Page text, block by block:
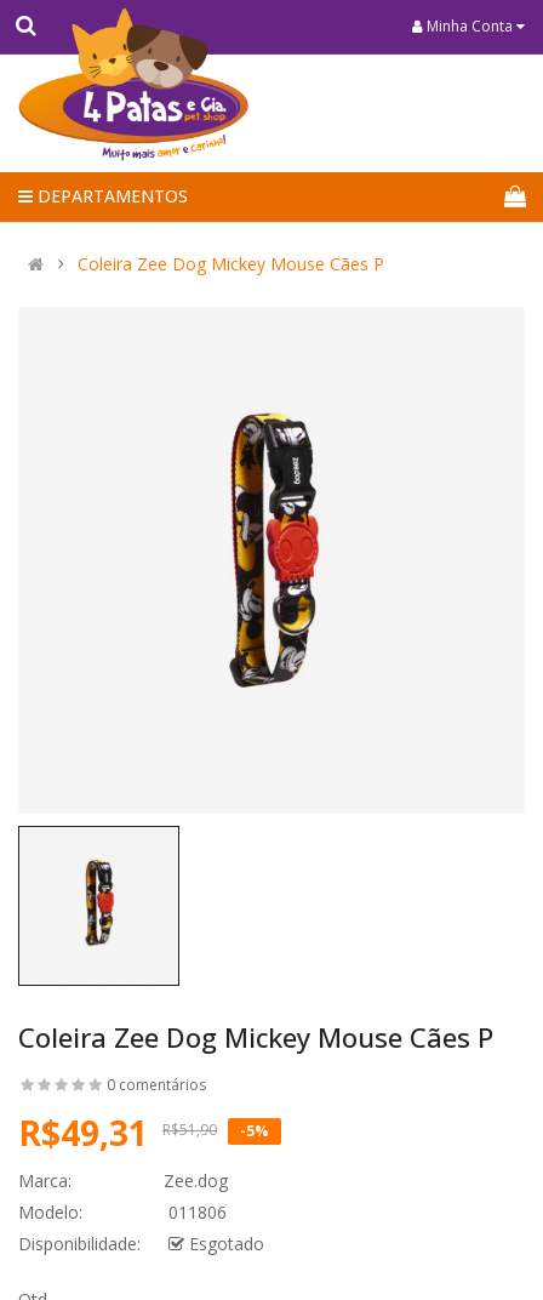
Minha Conta
DEPARTAMENTOS
Coleira Zee Dog Mickey Mouse Cães P
Coleira Zee Dog Mickey Mouse Cães P
0 comentários
R$49,31 R$51,90 -5%
Marca:
Zee.dog
Modelo:
011806
Disponibilidade:
Esgotado